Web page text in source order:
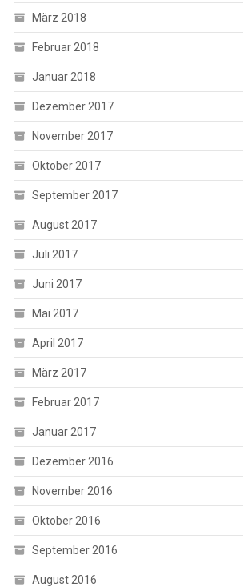
März 2018
Februar 2018
Januar 2018
Dezember 2017
November 2017
Oktober 2017
September 2017
August 2017
Juli 2017
Juni 2017
Mai 2017
April 2017
März 2017
Februar 2017
Januar 2017
Dezember 2016
November 2016
Oktober 2016
September 2016
August 2016